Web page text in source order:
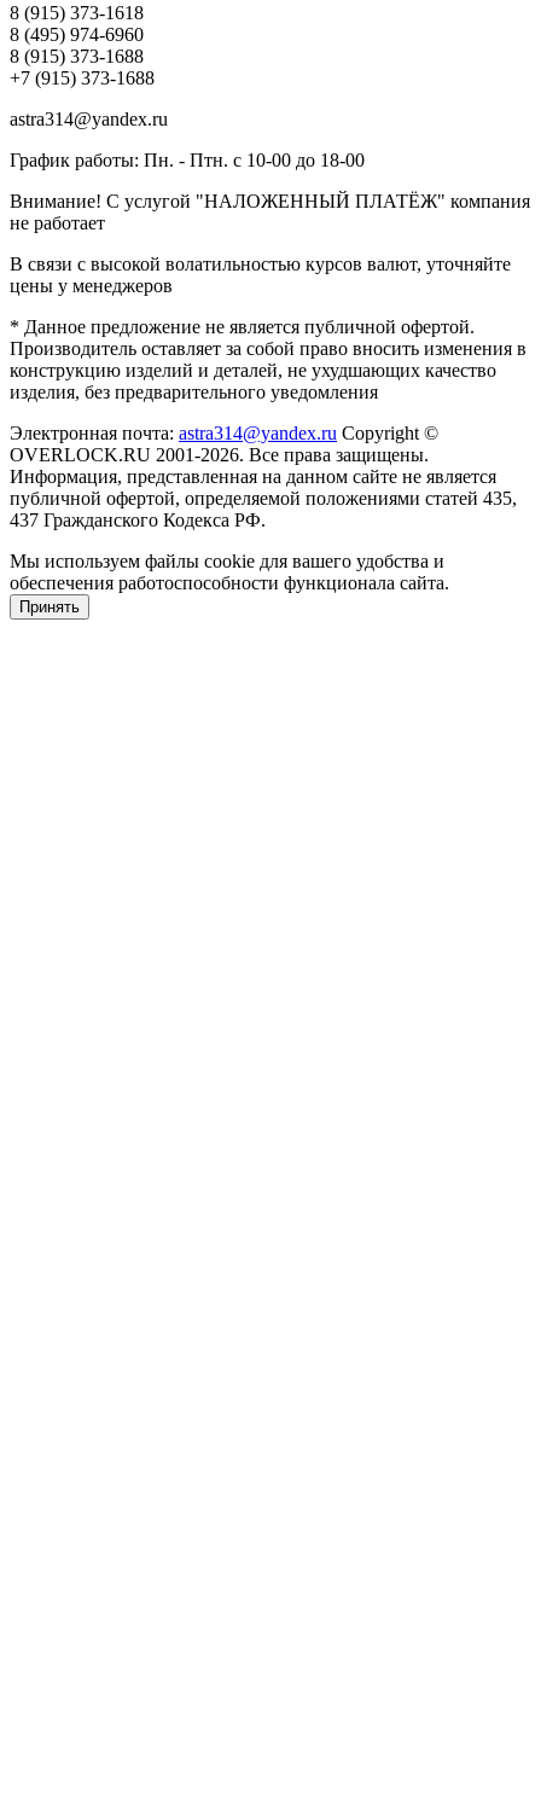
8 (915) 373-1618
8 (495) 974-6960
8 (915) 373-1688
+7 (915) 373-1688
astra314@yandex.ru
График работы: Пн. - Птн. с 10-00 до 18-00
Внимание! С услугой "НАЛОЖЕННЫЙ ПЛАТЁЖ" компания
не работает
В связи с высокой волатильностью курсов валют, уточняйте
цены у менеджеров
* Данное предложение не является публичной офертой.
Производитель оставляет за собой право вносить изменения в
конструкцию изделий и деталей, не ухудшающих качество
изделия, без предварительного уведомления
Электронная почта: astra314@yandex.ru Copyright ©
OVERLOCK.RU 2001-2026. Все права защищены.
Информация, представленная на данном сайте не является
публичной офертой, определяемой положениями статей 435,
437 Гражданского Кодекса РФ.
Мы используем файлы cookie для вашего удобства и
обеспечения работоспособности функционала сайта.
Принять